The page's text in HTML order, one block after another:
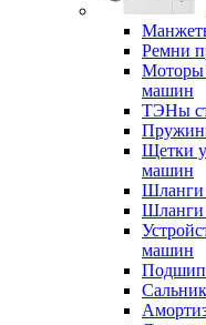
Ремни
Моторы
машин
ТЭНы
Щетки
машин
Шланги
Шланги
машин